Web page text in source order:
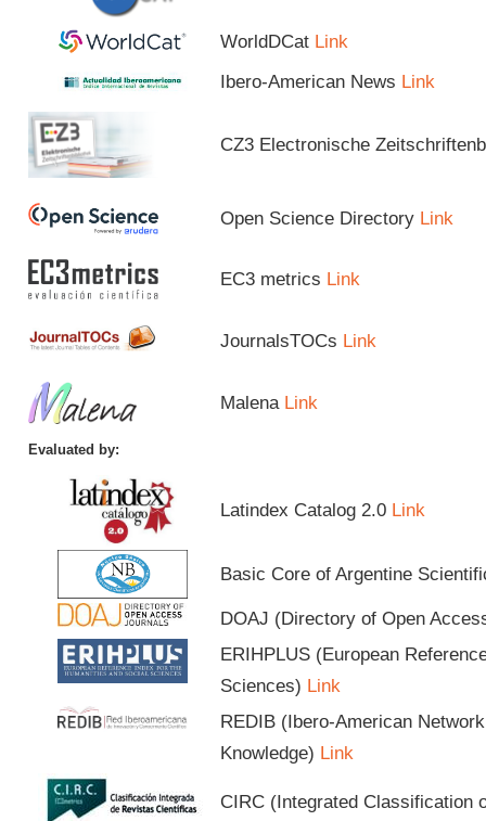
WorldDCat Link
Ibero-American News Link
CZ3 Electronische
Open Science Directory Link
EC3 metrics Link
JournalsTOCs Link
Malena Link
Evaluated by:
Latindex Catalog 2.0 Link
Basic Core of Argentine
DOAJ (Directory of Open
ERIHPLUS (European
Sciences) Link
REDIB (Ibero-American
Knowledge) Link
CIRC (Integrated Classification